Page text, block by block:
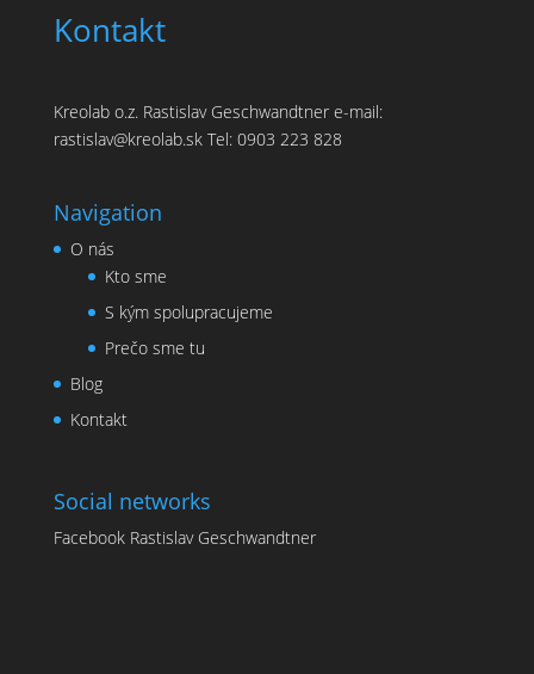
Kontakt
Kreolab o.z. Rastislav Geschwandtner e-mail:
rastislav@kreolab.sk Tel: 0903 223 828
Navigation
O nás
Kto sme
S kým spolupracujeme
Prečo sme tu
Blog
Kontakt
Social networks
Facebook Rastislav Geschwandtner